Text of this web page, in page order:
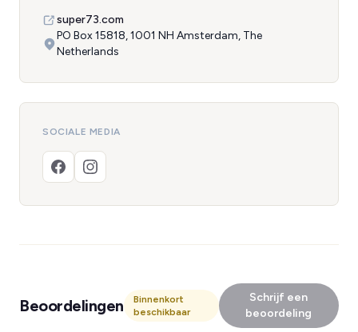
super73.com
PO Box 15818, 1001 NH Amsterdam, The
Netherlands
SOCIALE MEDIA
Beoordelingen
Binnenkort
beschikbaar
Schrijf een
beoordeling